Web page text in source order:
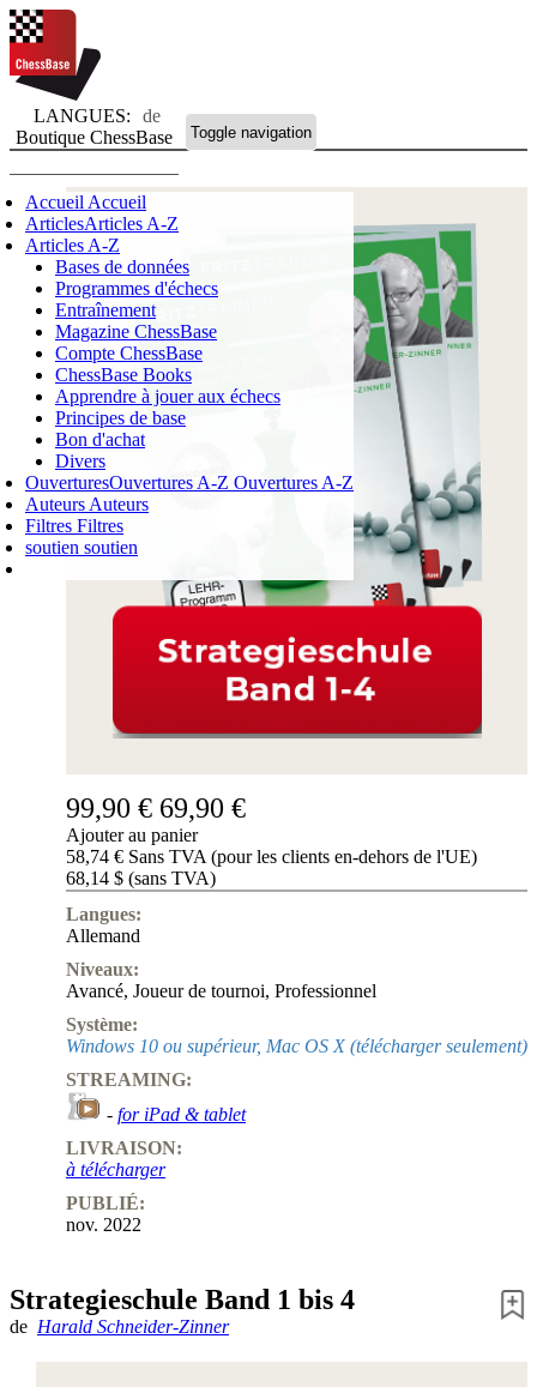
LANGUES:
de
Boutique ChessBase
Toggle navigation
Accueil Accueil
ArticlesArticles A-Z
Articles A-Z
Bases de données
Programmes d'échecs
Entraînement
Magazine ChessBase
Compte ChessBase
ChessBase Books
Apprendre à jouer aux échecs
Principes de base
Bon d'achat
Divers
OuverturesOuvertures A-Z Ouvertures A-Z
Auteurs Auteurs
Filtres Filtres
soutien soutien
Login
PANIER D'ACHATS
0,00 €
99,90 € 69,90 €
Ajouter au panier
58,74 € Sans TVA (pour les clients en-dehors de l'UE)
68,14 $ (sans TVA)
Langues:
Allemand
Niveaux:
Avancé, Joueur de tournoi, Professionnel
Système:
Windows 10 ou supérieur, Mac OS X (télécharger seulement)
STREAMING:
- for iPad & tablet
LIVRAISON:
à télécharger
PUBLIÉ:
nov. 2022
Strategieschule Band 1 bis 4
de Harald Schneider-Zinner